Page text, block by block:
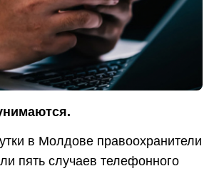
в Молдове правоохранители
пять случаев телефонного